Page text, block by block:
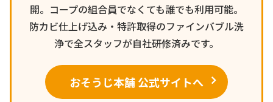
開。コープの組合員でなくても誰でも利用可能。
防カビ仕上げ込み・特許取得のファインバブル洗
浄で全スタッフが自社研修済みです。
おそうじ本舗 公式サイトへ